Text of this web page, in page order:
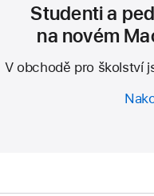
Studenti a
na novém
V obchodě pro školství